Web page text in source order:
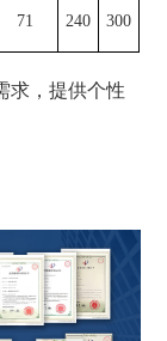
71 240 300
求，提供个性